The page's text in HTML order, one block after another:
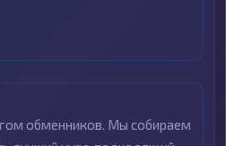
обменников. Мы собираем